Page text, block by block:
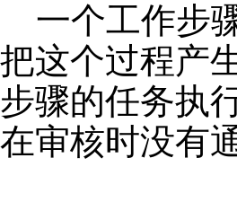
一个工作步
把这个过程产
步骤的任务执
在审核时没有